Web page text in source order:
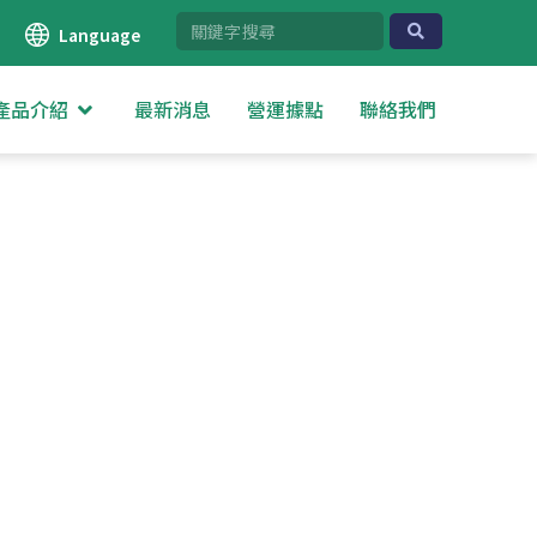
Language
品介紹 最新消息 營運據點 聯絡我們